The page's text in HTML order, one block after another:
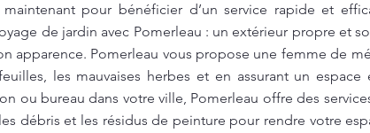
pour bénéficier d’un service rapide et
de jardin avec Pomerleau : un extérieur propre et
apparence. Pomerleau vous propose une femme de
les mauvaises herbes et en assurant un espace
ou bureau dans votre ville, Pomerleau offre des
débris et les résidus de peinture pour rendre votre